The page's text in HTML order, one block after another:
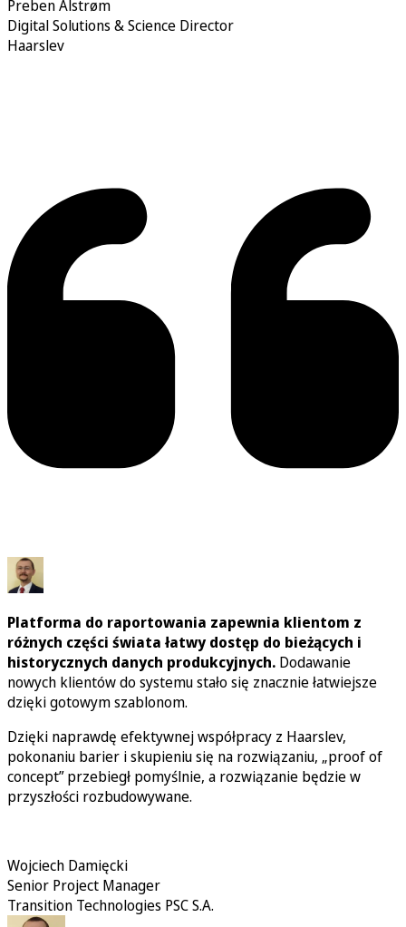
Preben Alstrøm
Digital Solutions & Science Director
Haarslev
Platforma do raportowania zapewnia klientom z
różnych części świata łatwy dostęp do bieżących i
historycznych danych produkcyjnych. Dodawanie
nowych klientów do systemu stało się znacznie łatwiejsze
dzięki gotowym szablonom.
Dzięki naprawdę efektywnej współpracy z Haarslev,
pokonaniu barier i skupieniu się na rozwiązaniu, „proof of
concept” przebiegł pomyślnie, a rozwiązanie będzie w
przyszłości rozbudowywane.
Wojciech Damięcki
Senior Project Manager
Transition Technologies PSC S.A.